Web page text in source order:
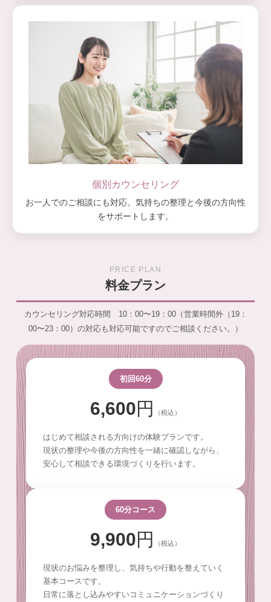
個別カウンセリング
お一人でのご相談にも対応。気持ちの整理と今後の方向性
をサポートします。
PRICE PLAN
料金プラン
カウンセリング対応時間 10：00〜19：00（営業時間外（19：
00〜23：00）の対応も対応可能ですのでご相談ください。）
初回60分
6,600円 （税込）
はじめて相談される方向けの体験プランです。
現状の整理や今後の方向性を一緒に確認しながら、
安心して相談できる環境づくりを行います。
60分コース
9,900円 （税込）
現状のお悩みを整理し、気持ちや行動を整えていく
基本コースです。
日常に落とし込みやすいコミュニケーションづくり